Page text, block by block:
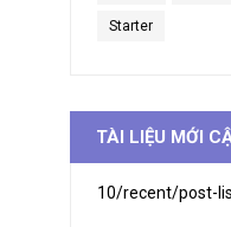
Starter
TÀI LIỆU MỚI
10/recent/post-